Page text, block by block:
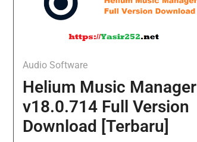
Audio Software
Helium Music Manager
v18.0.714 Full Version
Download [Terbaru]